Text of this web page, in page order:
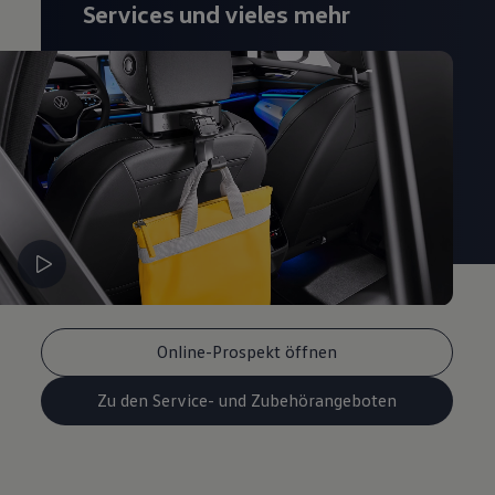
Magazin
Transport
Familie
Elektromobilität
Volkswagen R
Pannen- und Unfallhilfe
Volkswagen Kundenbetreuung
Online-Prospekt öffnen
Zu den Service- und Zubehörangeboten
Services und vieles mehr